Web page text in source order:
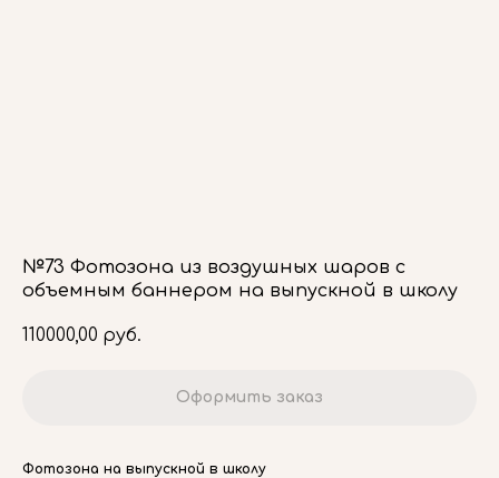
№73 Фотозона из воздушных шаров с
объемным баннером на выпускной в школу
110000,00 руб.
Оформить заказ
Фотозона на выпускной в школу